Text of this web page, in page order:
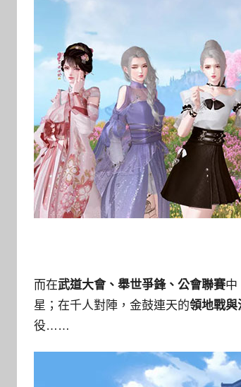
而在武道大會、舉世爭鋒、公會聯賽中
星；在千人對陣，金鼓連天的領地戰與
役……